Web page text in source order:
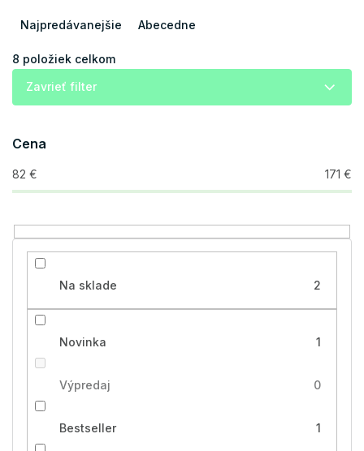
i
d
u
k
o
v
Najpredávanejšie Abecedne
8 položiek celkom
Zavrieť filter
Cena
82 € 171 €
Na sklade 2
Novinka 1
Výpredaj 0
Bestseller 1